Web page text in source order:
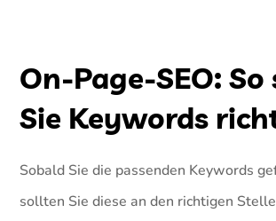
On-Page-SEO: So
Sie Keywords
Sobald Sie die passenden Keywords
sollten Sie diese an den richtigen